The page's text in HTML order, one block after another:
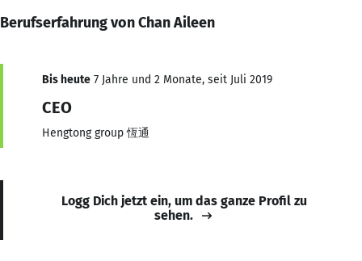
Berufserfahrung von Chan Aileen
Bis heute 7 Jahre und 2 Monate, seit Juli 2019
CEO
Hengtong group 恆通
Logg Dich jetzt ein, um das ganze Profil zu
sehen.